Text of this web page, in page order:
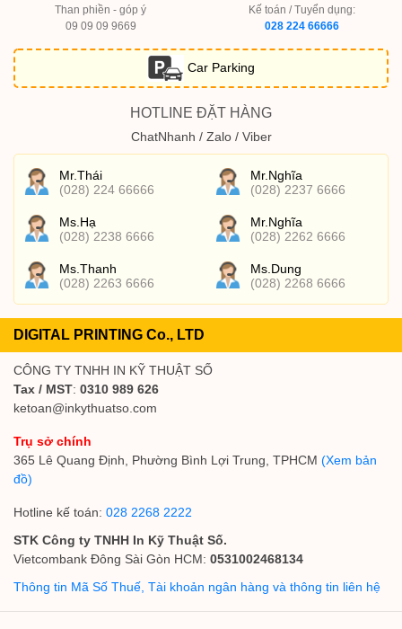
Than phiền - góp ý
09 09 09 9669
Kế toán / Tuyển dụng:
028 224 66666
Car Parking
HOTLINE ĐẶT HÀNG
ChatNhanh / Zalo / Viber
Mr.Thái
(028) 224 66666
Mr.Nghĩa
(028) 2237 6666
Ms.Hạ
(028) 2238 6666
Mr.Nghĩa
(028) 2262 6666
Ms.Thanh
(028) 2263 6666
Ms.Dung
(028) 2268 6666
DIGITAL PRINTING Co., LTD
CÔNG TY TNHH IN KỸ THUẬT SỐ
Tax / MST: 0310 989 626
ketoan@inkythuatso.com
Trụ sở chính
365 Lê Quang Định, Phường Bình Lợi Trung, TPHCM (Xem bản
đồ)
Hotline kế toán: 028 2268 2222
STK Công ty TNHH In Kỹ Thuật Số.
Vietcombank Đông Sài Gòn HCM: 0531002468134
Thông tin Mã Số Thuế, Tài khoản ngân hàng và thông tin liên hệ